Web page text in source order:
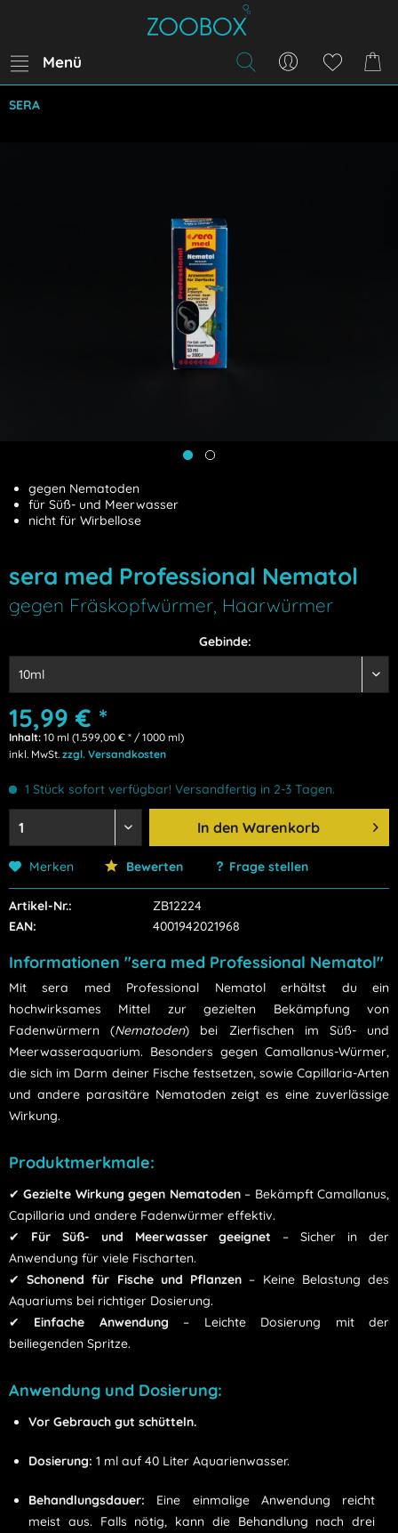
Menü
SERA
gegen Nematoden
für Süß- und Meerwasser
nicht für Wirbellose
sera med Professional Nematol
gegen Fräskopfwürmer, Haarwürmer
Gebinde:
15,99 € *
Inhalt: 10 ml (1.599,00 € * / 1000 ml)
inkl. MwSt. zzgl. Versandkosten
1 Stück sofort verfügbar! Versandfertig in 2-3 Tagen.
In den Warenkorb
Merken Bewerten Frage stellen
Artikel-Nr.:
ZB12224
EAN:
4001942021968
Informationen "sera med Professional Nematol"
Mit sera med Professional Nematol erhältst du ein
hochwirksames Mittel zur gezielten Bekämpfung von
Fadenwürmern (Nematoden) bei Zierfischen im Süß- und
Meerwasseraquarium. Besonders gegen Camallanus-Würmer,
die sich im Darm deiner Fische festsetzen, sowie Capillaria-Arten
und andere parasitäre Nematoden zeigt es eine zuverlässige
Wirkung.
Produktmerkmale:
✔Gezielte Wirkung gegen Nematoden– Bekämpft Camallanus,
Capillaria und andere Fadenwürmer effektiv.
✔ Für Süß- und Meerwasser geeignet – Sicher in der
Anwendung für viele Fischarten.
✔Schonend für Fische und Pflanzen – Keine Belastung des
Aquariums bei richtiger Dosierung.
✔ Einfache Anwendung – Leichte Dosierung mit der
beiliegenden Spritze.
Anwendung und Dosierung:
Vor Gebrauch gut schütteln.
Dosierung: 1 ml auf 40 Liter Aquarienwasser.
Behandlungsdauer: Eine einmalige Anwendung reicht
meist aus. Falls nötig, kann die Behandlung nach drei